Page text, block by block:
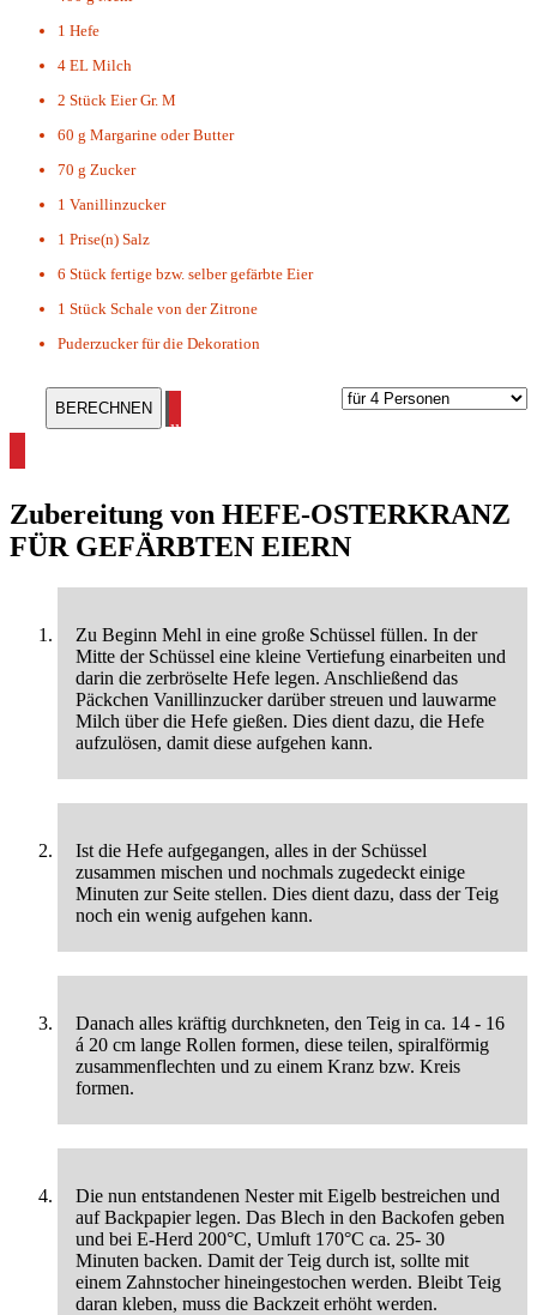
1 Hefe
4 EL Milch
2 Stück Eier Gr. M
60 g Margarine oder Butter
70 g Zucker
1 Vanillinzucker
1 Prise(n) Salz
6 Stück fertige bzw. selber gefärbte Eier
1 Stück Schale von der Zitrone
Puderzucker für die Dekoration
alle Osterrezepte ansehen
Zubereitung von HEFE-OSTERKRANZ
FÜR GEFÄRBTEN EIERN
Zu Beginn Mehl in eine große Schüssel füllen. In der
Mitte der Schüssel eine kleine Vertiefung einarbeiten und
darin die zerbröselte Hefe legen. Anschließend das
Päckchen Vanillinzucker darüber streuen und lauwarme
Milch über die Hefe gießen. Dies dient dazu, die Hefe
aufzulösen, damit diese aufgehen kann.
Ist die Hefe aufgegangen, alles in der Schüssel
zusammen mischen und nochmals zugedeckt einige
Minuten zur Seite stellen. Dies dient dazu, dass der Teig
noch ein wenig aufgehen kann.
Danach alles kräftig durchkneten, den Teig in ca. 14 - 16
á 20 cm lange Rollen formen, diese teilen, spiralförmig
zusammenflechten und zu einem Kranz bzw. Kreis
formen.
Die nun entstandenen Nester mit Eigelb bestreichen und
auf Backpapier legen. Das Blech in den Backofen geben
und bei E-Herd 200°C, Umluft 170°C ca. 25- 30
Minuten backen. Damit der Teig durch ist, sollte mit
einem Zahnstocher hineingestochen werden. Bleibt Teig
daran kleben, muss die Backzeit erhöht werden.